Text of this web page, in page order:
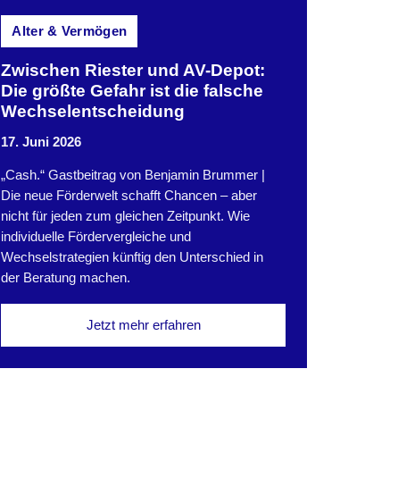
Alter & Vermögen
Zwischen Riester und AV-Depot:
Die größte Gefahr ist die falsche
Wechselentscheidung
17. Juni 2026
„Cash.“ Gastbeitrag von Benjamin Brummer |
Die neue Förderwelt schafft Chancen – aber
nicht für jeden zum gleichen Zeitpunkt. Wie
individuelle Fördervergleiche und
Wechselstrategien künftig den Unterschied in
der Beratung machen.
Jetzt mehr erfahren